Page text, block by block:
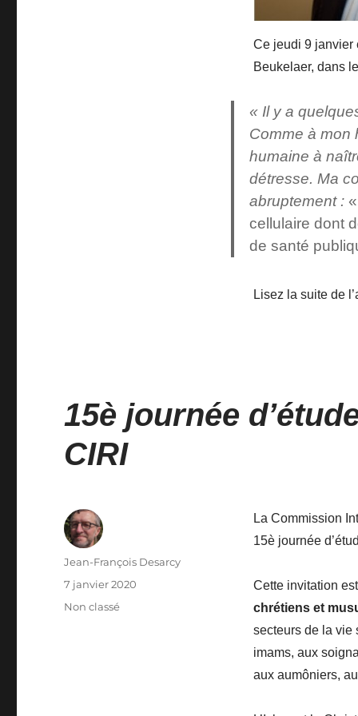
Ce jeudi 9 janvier
Beukelaer, dans
« Il y a
Comme à mon
humaine à
détresse. Ma
abruptement :
cellulaire dont
de santé
Lisez la suite de
15è journée
CIRI
La Commission
15è journée
Cette invitation
chrétiens et
secteurs de la vie
imams, aux
aux aumôniers,
Auteur
Jean-François Desarcy
Publié
7 janvier 2020
Catégories
Non classé